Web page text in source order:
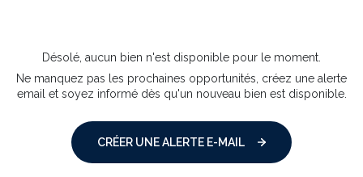
Désolé, aucun bien n'est disponible pour le moment.
Ne manquez pas les prochaines opportunités, créez une alerte
email et soyez informé dès qu'un nouveau bien est disponible.
CRÉER UNE ALERTE E-MAIL